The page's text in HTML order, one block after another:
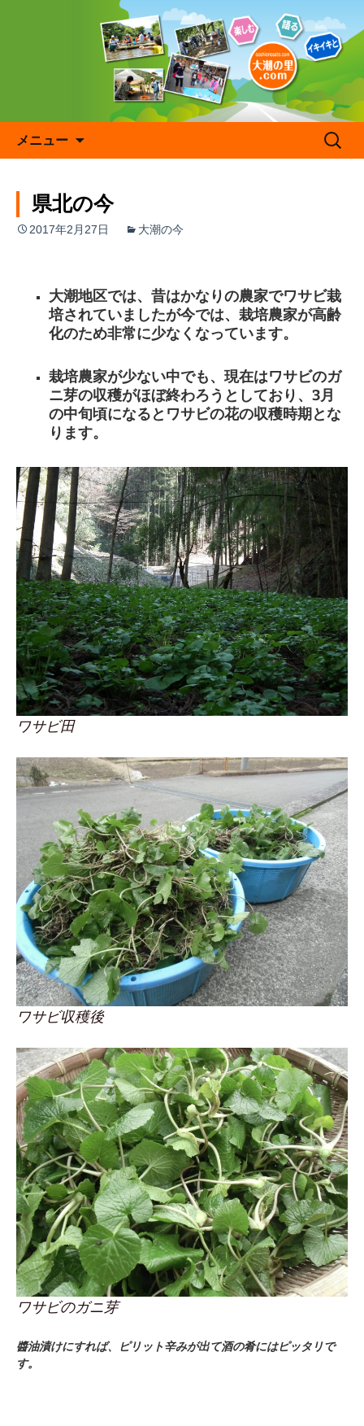
プ
メニュー
検
索:
県北の今
2017年2月27日 大潮の今
大潮地区では、昔はかなりの農家でワサビ栽
培されていましたが今では、栽培農家が高齢
化のため非常に少なくなっています。
栽培農家が少ない中でも、現在はワサビのガ
ニ芽の収穫がほぼ終わろうとしており、3月
の中旬頃になるとワサビの花の収穫時期とな
ります。
ワサビ田
ワサビ収穫後
ワサビのガニ芽
醬油漬けにすれば、ピリット辛みが出て酒の肴にはピッタリで
す。